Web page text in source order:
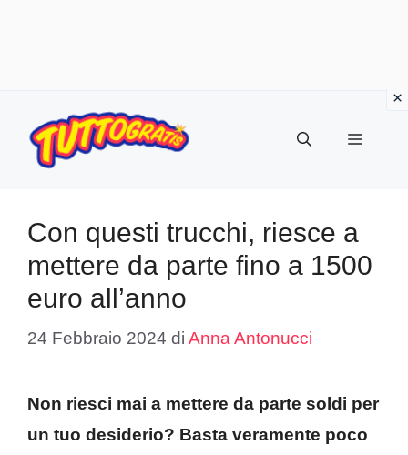
contenuto
Menu
Con questi trucchi, riesce a
mettere da parte fino a 1500
euro all’anno
24 Febbraio 2024 di Anna Antonucci
Non riesci mai a mettere da parte soldi per
un tuo desiderio? Basta veramente poco